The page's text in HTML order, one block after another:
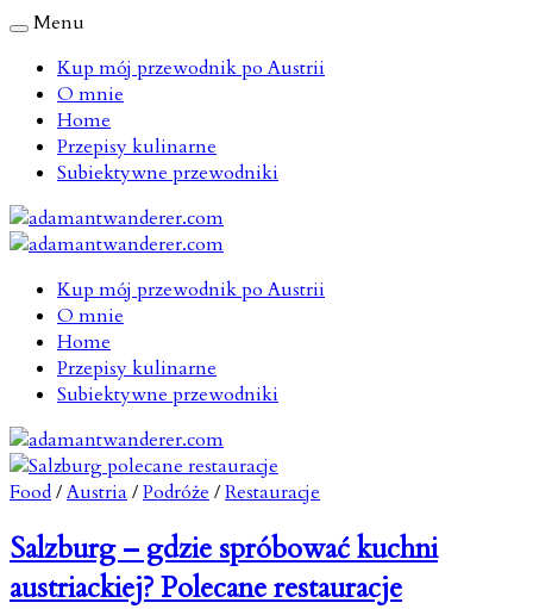
Menu
Kup mój przewodnik po Austrii
O mnie
Home
Przepisy kulinarne
Subiektywne przewodniki
Kup mój przewodnik po Austrii
O mnie
Home
Przepisy kulinarne
Subiektywne przewodniki
Food/Austria /Podróże /Restauracje
Salzburg – gdzie spróbować kuchni
austriackiej? Polecane restauracje